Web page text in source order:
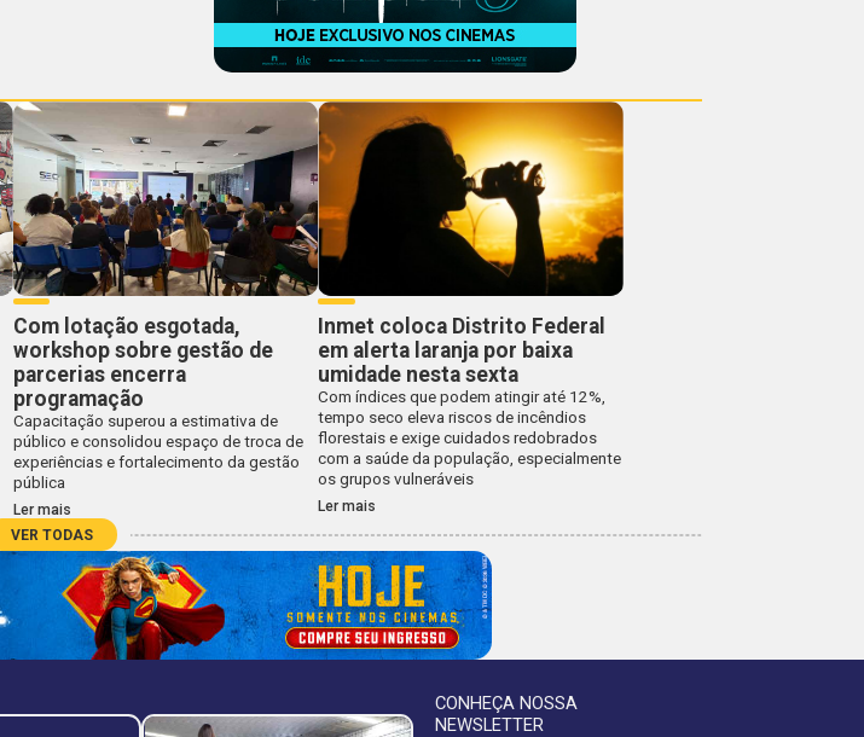
Com lotação esgotada,
workshop sobre gestão de
parcerias encerra
programação
Capacitação superou a estimativa de
público e consolidou espaço de troca de
experiências e fortalecimento da gestão
pública
Ler mais
Inmet coloca Distrito Federal
em alerta laranja por baixa
umidade nesta sexta
Com índices que podem atingir até 12%,
tempo seco eleva riscos de incêndios
florestais e exige cuidados redobrados
com a saúde da população, especialmente
os grupos vulneráveis
Ler mais
VER TODAS
CONHEÇA NOSSA
NEWSLETTER